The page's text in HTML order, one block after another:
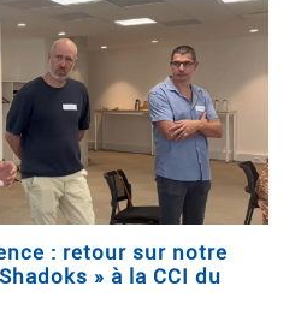
: retour sur notre
» à la CCI du